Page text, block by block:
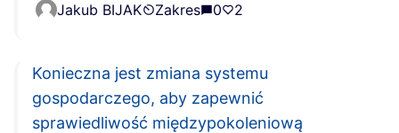
Jakub BIJAK Zakres 0 2
Konieczna jest zmiana systemu
gospodarczego, aby zapewnić
sprawiedliwość międzypokoleniową